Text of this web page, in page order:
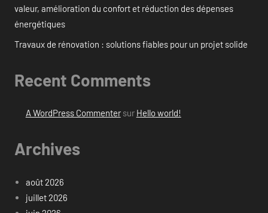
valeur, amélioration du confort et réduction des dépenses
énergétiques
Travaux de rénovation : solutions fiables pour un projet solide
Recent Comments
A WordPress Commentersur Hello world!
Archives
août 2026
juillet 2026